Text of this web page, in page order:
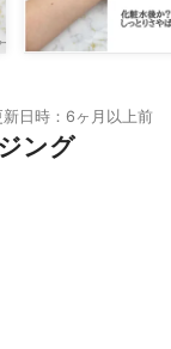
新日時：6ヶ月以上前
ング